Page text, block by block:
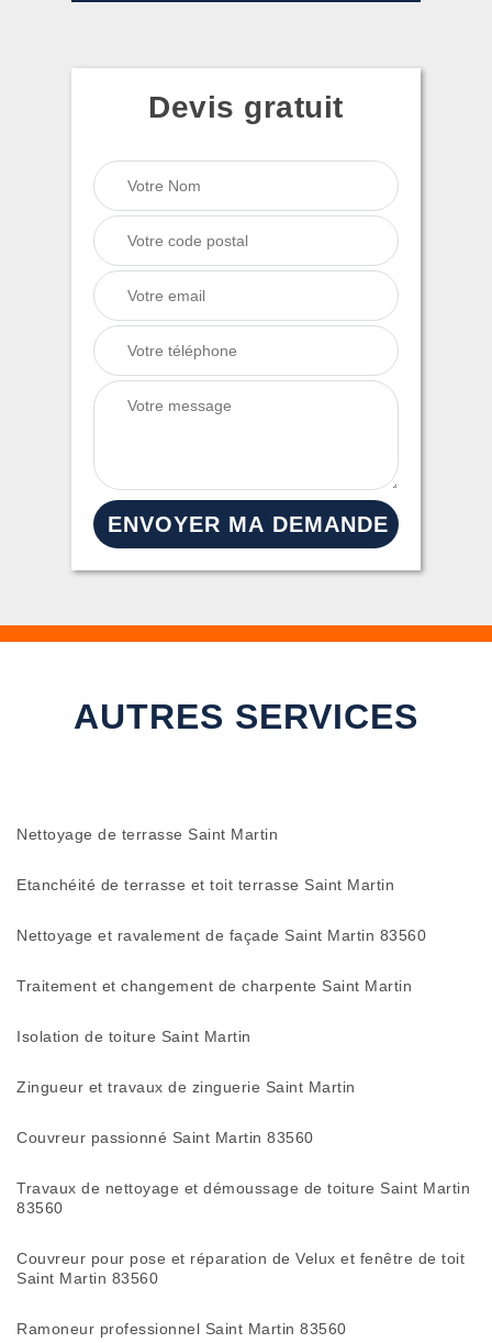
Devis gratuit
AUTRES SERVICES
Nettoyage de terrasse Saint Martin
Etanchéité de terrasse et toit terrasse Saint Martin
Nettoyage et ravalement de façade Saint Martin 83560
Traitement et changement de charpente Saint Martin
Isolation de toiture Saint Martin
Zingueur et travaux de zinguerie Saint Martin
Couvreur passionné Saint Martin 83560
Travaux de nettoyage et démoussage de toiture Saint Martin
83560
Couvreur pour pose et réparation de Velux et fenêtre de toit
Saint Martin 83560
Ramoneur professionnel Saint Martin 83560